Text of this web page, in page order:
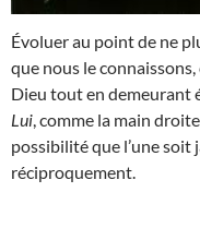
Évoluer au point de ne
que nous le
Dieu tout en
Lui , comme la main
possibilité que l’une soit
réciproquement.